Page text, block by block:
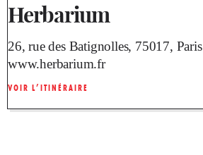
Herbarium
26, rue des Batignolles, 75017, Paris
www.herbarium.fr
VOIR L’ITINÉRAIRE